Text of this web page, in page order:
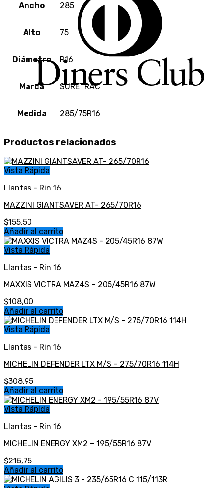
Ancho 285
Alto 75
Diámetro R16
Marca SURETRAC
Medida 285/75R16
Productos relacionados
Vista Rápida
Llantas - Rin 16
MAZZINI GIANTSAVER AT- 265/70R16
$155,50
Añadir al carrito
Vista Rápida
Llantas - Rin 16
MAXXIS VICTRA MAZ4S – 205/45R16 87W
$108,00
Añadir al carrito
Vista Rápida
Llantas - Rin 16
MICHELIN DEFENDER LTX M/S – 275/70R16 114H
$308,95
Añadir al carrito
Vista Rápida
Llantas - Rin 16
MICHELIN ENERGY XM2 – 195/55R16 87V
$215,75
Añadir al carrito